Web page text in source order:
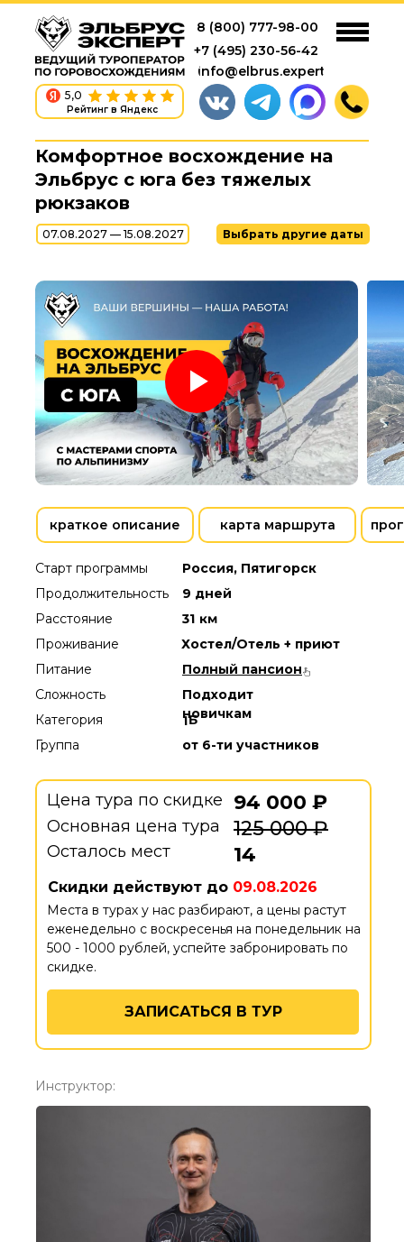
info@elbrus.expert
+7 (495) 230-56-42
8 (800) 777-98-00
5,0
Рейтинг в Яндекс
Комфортное восхождение на
Эльбрус с юга без тяжелых
рюкзаков
07.08.2027 — 15.08.2027 Выбрать другие даты
карта маршрута
краткое описание
9 дней
Продолжительность
от 6-ти участников
Группа
31 км
Расстояние
Категория 1Б
Старт программы
Питание
Россия, Пятигорск
Проживание
Полный пансион
Хостел/Отель + приют
Сложность
Подходит
новичкам
Цена тура по скидке
94 000 ₽
125 000 ₽
Основная цена тура
Осталось мест
14
Места в турах у нас разбирают, а цены растут
еженедельно с воскресенья на понедельник на
500 - 1000 рублей, успейте забронировать по
скидке.
Скидки действуют до 09.08.2026
ЗАПИСАТЬСЯ В ТУР
Инструктор: